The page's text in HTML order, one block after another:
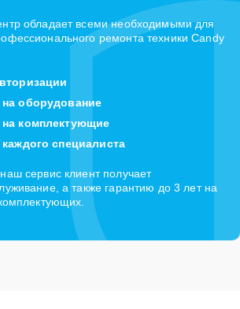
обладает всеми необходимыми для
ремонта техники Candy
оборудование
комплектующие
специалиста
сервис клиент получает
а также гарантию до 3 лет на